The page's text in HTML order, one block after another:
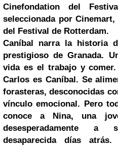
Cinefondation del
seleccionada por
del Festival de Rotterdam.
Caníbal narra la historia
prestigioso de Granada.
vida es el trabajo y
Carlos es Caníbal. Se
forasteras, desconocidas
vínculo emocional. Pero
conoce a Nina, una
desesperadamente a
desaparecida días